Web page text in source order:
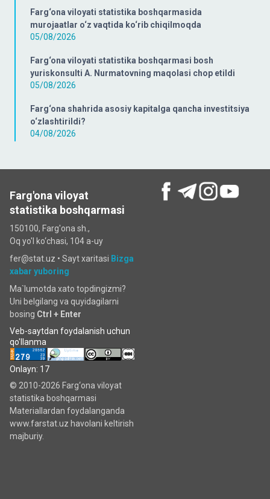
Farg‘ona viloyati statistika boshqarmasida
murojaatlar o‘z vaqtida ko‘rib chiqilmoqda
05/08/2026
Farg‘ona viloyati statistika boshqarmasi bosh
yuriskonsulti A. Nurmatovning maqolasi chop etildi
05/08/2026
Farg‘ona shahrida asosiy kapitalga qancha investitsiya
o‘zlashtirildi?
04/08/2026
Farg'ona viloyat
statistika boshqarmasi
150100, Farg'ona sh.,
Oq yo'l ko‘chаsi, 104 a-uy
fer@stat.uz • Sayt xaritasi Bizga
xabar yuboring
Ma`lumotda xato topdingizmi?
Uni belgilang va quyidagilarni
bosing Ctrl + Enter
Veb-saytdan foydalanish uchun
qo'llanma
Onlayn: 17
© 2010-2026 Farg‘ona viloyat
statistika boshqarmasi
Materiallardan foydalanganda
www.farstat.uz havolani keltirish
majburiy.